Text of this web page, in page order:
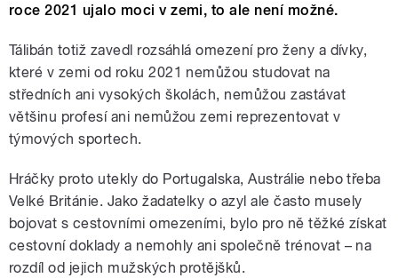
roce 2021 ujalo moci v zemi, to ale není možné.
Tálibán totiž zavedl rozsáhlá omezení pro ženy a dívky,
které v zemi od roku 2021 nemůžou studovat na
středních ani vysokých školách, nemůžou zastávat
většinu profesí ani nemůžou zemi reprezentovat v
týmových sportech.
Hráčky proto utekly do Portugalska, Austrálie nebo třeba
Velké Británie. Jako žadatelky o azyl ale často musely
bojovat s cestovními omezeními, bylo pro ně těžké získat
cestovní doklady a nemohly ani společně trénovat – na
rozdíl od jejich mužských protějšků.